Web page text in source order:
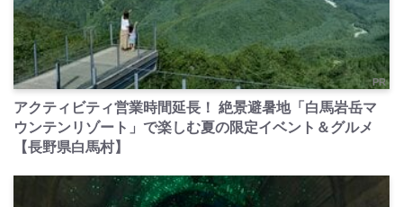
PR
アクティビティ営業時間延長！ 絶景避暑地「白馬岩岳マ
ウンテンリゾート」で楽しむ夏の限定イベント＆グルメ
【長野県白馬村】